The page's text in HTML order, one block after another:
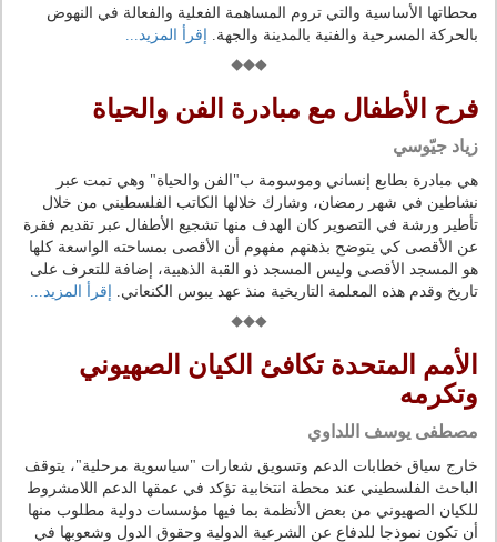
محطاتها الأساسية والتي تروم المساهمة الفعلية والفعالة في النهوض
بالحركة المسرحية والفنية بالمدينة والجهة.
إقرأ المزيد...
فرح الأطفال مع مبادرة الفن والحياة
زياد جيّوسي
هي مبادرة بطابع إنساني وموسومة ب"الفن والحياة" وهي تمت عبر
نشاطين في شهر رمضان، وشارك خلالها الكاتب الفلسطيني من خلال
تأطير ورشة في التصوير كان الهدف منها تشجيع الأطفال عبر تقديم فقرة
عن الأقصى كي يتوضح بذهنهم مفهوم أن الأقصى بمساحته الواسعة كلها
هو المسجد الأقصى وليس المسجد ذو القبة الذهبية، إضافة للتعرف على
تاريخ وقدم هذه المعلمة التاريخية منذ عهد يبوس الكنعاني.
إقرأ المزيد...
الأمم المتحدة تكافئ الكيان الصهيوني
وتكرمه
مصطفى يوسف اللداوي
خارج سياق خطابات الدعم وتسويق شعارات "سياسوية مرحلية"، يتوقف
الباحث الفلسطيني عند محطة انتخابية تؤكد في عمقها الدعم اللامشروط
للكيان الصهيوني من بعض الأنظمة بما فيها مؤسسات دولية مطلوب منها
أن تكون نموذجا للدفاع عن الشرعية الدولية وحقوق الدول وشعوبها في